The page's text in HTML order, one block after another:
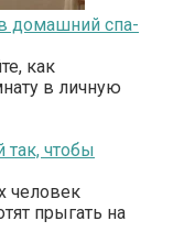
домашний спа-
как
в личную
так, чтобы
человек
прыгать на